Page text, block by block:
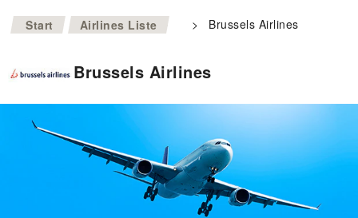
Start >
Airlines Liste > Brussels Airlines
Brussels Airlines